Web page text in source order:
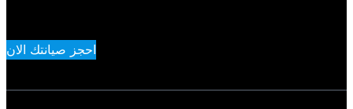
احجز صيانتك الان